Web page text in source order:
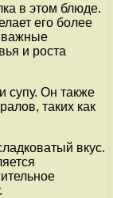
в этом блюде.
его более
важные
и роста
супу. Он также
таких как
вкус.